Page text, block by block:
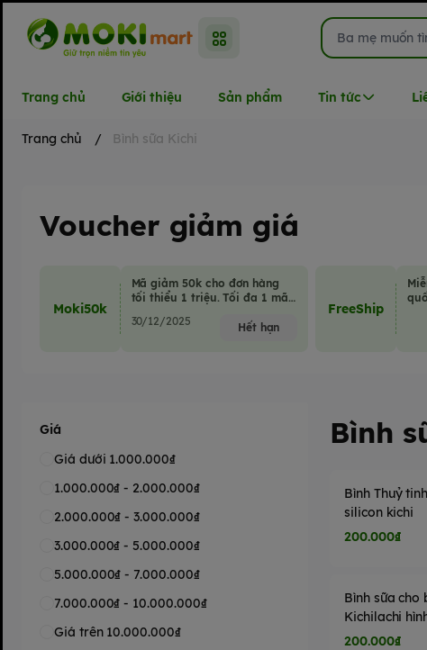
Trang chủ Giới thiệu Sản phẩm Tin tức
Trang chủ / Bình sữa Kichi
Voucher giảm giá
Moki50k
Mã giảm 50k cho đơn hàng
tối thiểu 1 triệu. Tối đa 1 mã
30/12/2025 Hết hạn
FreeShip
Giá
Giá dưới 1.000.000₫
1.000.000₫ - 2.000.000₫
2.000.000₫ - 3.000.000₫
3.000.000₫ - 5.000.000₫
5.000.000₫ - 7.000.000₫
7.000.000₫ - 10.000.000₫
Giá trên 10.000.000₫
Bình
Bình Thuỷ
silicon kichi
200.000₫
Bình sữa cho
Kichilachi
180ML
200.000₫